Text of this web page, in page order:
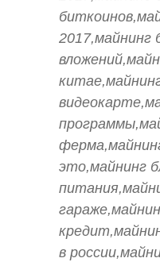
2017,майнинг
это,майнинг
в